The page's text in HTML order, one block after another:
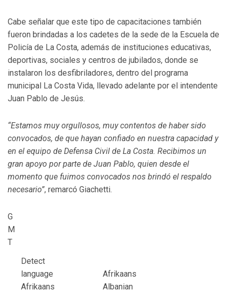
Cabe señalar que este tipo de capacitaciones también
fueron brindadas a los cadetes de la sede de la Escuela de
Policía de La Costa, además de instituciones educativas,
deportivas, sociales y centros de jubilados, donde se
instalaron los desfibriladores, dentro del programa
municipal La Costa Vida, llevado adelante por el intendente
Juan Pablo de Jesús.
“Estamos muy orgullosos, muy contentos de haber sido
convocados, de que hayan confiado en nuestra capacidad y
en el equipo de Defensa Civil de La Costa. Recibimos un
gran apoyo por parte de Juan Pablo, quien desde el
momento que fuimos convocados nos brindó el respaldo
necesario”, remarcó Giachetti.
G
M
T
Detect
language
Afrikaans
Afrikaans
Albanian